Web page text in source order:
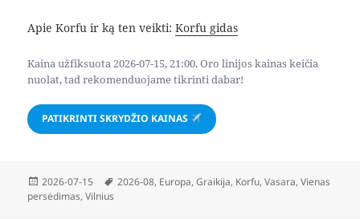
Apie Korfu ir ką ten veikti:Korfu gidas
Kaina užfiksuota 2026-07-15, 21:00. Oro linijos kainas keičia
nuolat, tad rekomenduojame tikrinti dabar!
PATIKRINTI SKRYDŽIO KAINAS
Paskelbta
2026-07-15 Žymos
2026-08, Europa,Graikija, Korfu,Vasara,Vienas
persėdimas,Vilnius